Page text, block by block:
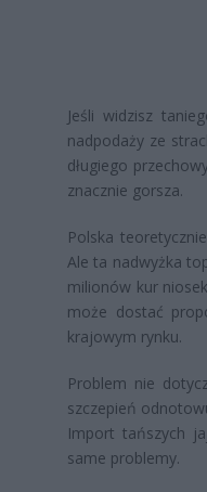
Jeśli widzisz
nadpodaży ze
długiego
znacznie gorsza.
Polska
Ale ta nadwyżka
milionów kur
może dostać
krajowym rynku.
Problem nie
szczepień
Import tańszych
same problemy.